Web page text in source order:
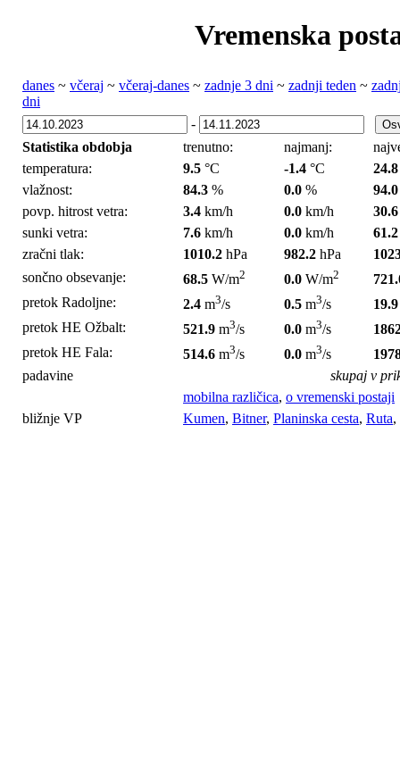
Vremenska
danes ~ včeraj ~ včeraj-danes ~ zadnje 3 dni ~ zadnji teden ~
dni
-
Statistika obdobja
trenutno: najmanj:
temperatura:
9.5 °C -1.4 °C 24.8
vlažnost:
84.3 % 0.0 % 94.0
povp. hitrost vetra:
3.4 km/h 0.0 km/h 30.6
sunki vetra:
7.6 km/h 0.0 km/h 61.2
zračni tlak:
1010.2 hPa 982.2 hPa
sončno obsevanje:
68.5 W/m2 0.0 W/m2
pretok Radoljne:
2.4 m3/s 0.5 m3/s 19.9
pretok HE Ožbalt:
521.9 m3/s 0.0 m3/s
pretok HE Fala:
514.6 m3/s 0.0 m3/s
padavine
skupaj v
mobilna različica, o vremenski postaji
bližnje VP
Kumen, Bitner, Planinska cesta, Ruta,